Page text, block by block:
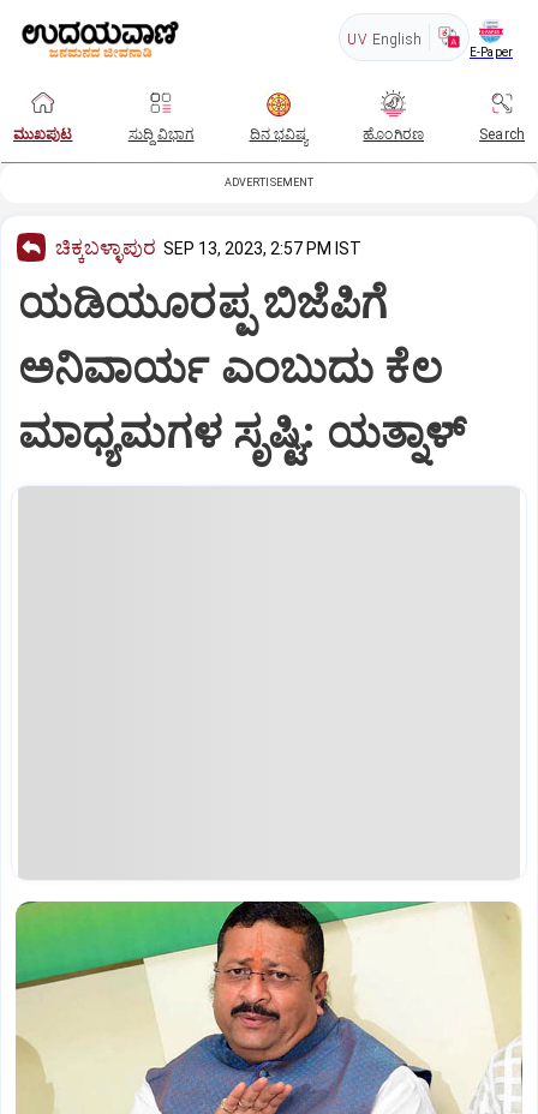
UV English
E-Paper
ಮುಖಪುಟ ಸುದ್ದಿ ವಿಭಾಗ ದಿನ ಭವಿಷ್ಯ ಹೊಂಗಿರಣ Search
ADVERTISEMENT
ಚಿಕ್ಕಬಳ್ಳಾಪುರ SEP 13, 2023, 2:57 PM IST
ಯಡಿಯೂರಪ್ಪ ಬಿಜೆಪಿಗೆ
ಅನಿವಾರ್ಯ ಎಂಬುದು ಕೆಲ
‌ಮಾಧ್ಯಮಗಳ ಸೃಷ್ಟಿ: ಯತ್ನಾಳ್